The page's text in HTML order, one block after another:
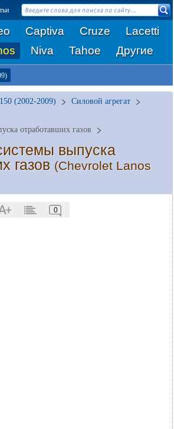
Captiva Cruze
Lacetti
Niva Tahoe Другие
(2002-2009)
Силовой агрегат
отработавших газов
выпуска
газов (Chevrolet Lanos
0